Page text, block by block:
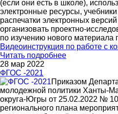
(если они есть в школе),
электронные ресурсы,
распечатки электронных
организовать проектно-
по изучению нового материала
Видеоинструкция по работе с
Читать подробнее
28 мар 2022
ФГОС -2021
Приказом
молодежной политики Ханты-
округа-Югры от 25.02.2022 №
регионального плана